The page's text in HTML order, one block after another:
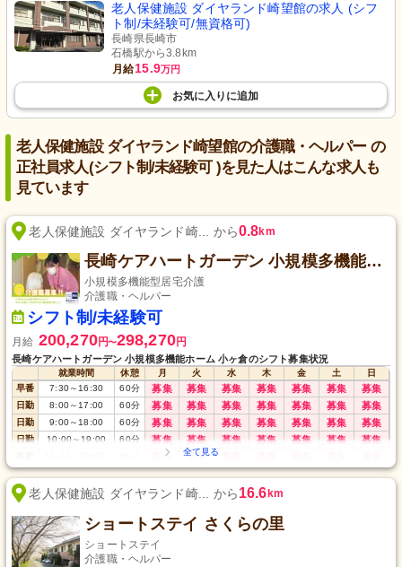
老人保健施設 ダイヤランド崎望館の求人 (シフ
ト制/未経験可/無資格可)
長崎県長崎市
石橋駅から3.8km
月給15.9万円
お気に入り に追加
老人保健施設 ダイヤランド崎望館の介護職・ヘルパー の
正社員求人(シフト制/未経験可 )を見た人はこんな求人も
見ています
老人保健施設 ダイヤランド崎... から0.8km
長崎ケアハートガーデン 小規模多機能ホーム 小ヶ倉
小規模多機能型居宅介護
介護職・ヘルパー
シフト制/未経験可
月給 200,270円〜298,270円
長崎ケアハートガーデン 小規模多機能ホーム 小ヶ倉のシフト募集状況
就業時間 休憩 月 火 水 木 金 土
日
早番
7:30～ 16:30 60分 募集 募集 募集 募集 募集 募集 募集
日勤 8:00～ 17:00 60分 募集 募集 募集 募集 募集 募集 募集
日勤 9:00～ 18:00 60分 募集 募集 募集 募集 募集 募集 募集
日勤 10:00 ～ 19:00 60分 募集 募集 募集 募集 募集 募集 募集
募集 募集
老人保健施設 ダイヤランド崎... から16.6km
ショートステイ さくらの里
ショートステイ
介護職・ヘルパー